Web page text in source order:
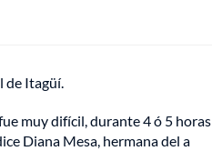
de Itagüí.
muy difícil, durante 4 ó 5 horas
Diana Mesa, hermana del a